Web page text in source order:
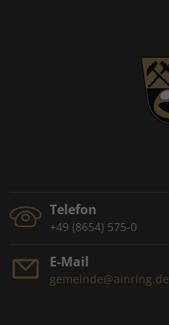
Telefon
+49 (8654) 575-0
E-Mail
gemeinde@ainring.de